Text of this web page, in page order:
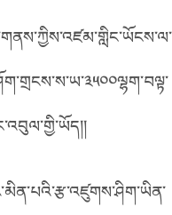
things?